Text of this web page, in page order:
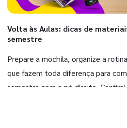
Volta às Aulas: dicas de
semestre
Prepare a mochila, organize a
que fazem toda diferença para
semestre com o pé direito. Confira!